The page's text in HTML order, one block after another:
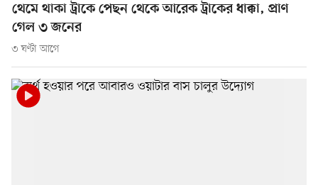
থেমে থাকা ট্রাকে পেছন থেকে আরেক ট্রাকের ধাক্কা, প্রাণ
গেল ৩ জনের
৩ ঘণ্টা আগে